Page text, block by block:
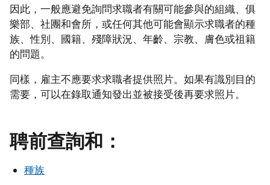
因此，一般應避免詢問求職者有關可能參與的組織、俱
樂部、社團和會所，或任何其他可能會顯示求職者的種
族、性別、國籍、殘障狀況、年齡、宗教、膚色或祖籍
的問題。
同樣，雇主不應要求求職者提供照片。如果有識別目的
需要，可以在錄取通知發出並被接受後再要求照片。
聘前查詢和：
種族